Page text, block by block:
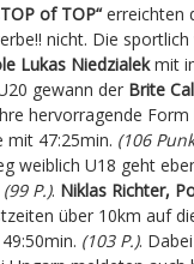
of TOP“erreichten
nicht. Die
Lukas Niedzialekmit
gewann der Brite
hervorragende
mit 47:25min. (106
weiblich U18 geht
(99 P.). Niklas Richter,
über 10km auf
(103 P.).